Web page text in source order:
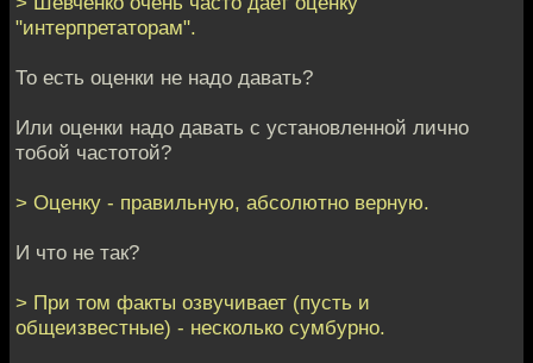
"интерпретаторам".
То есть оценки не надо давать?
Или оценки надо давать с установленной лично
тобой частотой?
> Оценку - правильную, абсолютно верную.
И что не так?
> При том факты озвучивает (пусть и
общеизвестные) - несколько сумбурно.